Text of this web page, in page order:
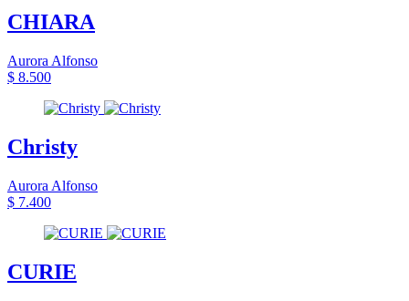
CHIARA
Aurora Alfonso
$ 8.500
Christy
Aurora Alfonso
$ 7.400
CURIE